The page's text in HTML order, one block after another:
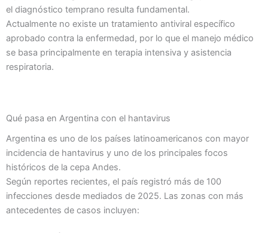
el diagnóstico temprano resulta fundamental.
Actualmente no existe un tratamiento antiviral específico
aprobado contra la enfermedad, por lo que el manejo médico
se basa principalmente en terapia intensiva y asistencia
respiratoria.
Qué pasa en Argentina con el hantavirus
Argentina es uno de los países latinoamericanos con mayor
incidencia de hantavirus y uno de los principales focos
históricos de la cepa Andes.
Según reportes recientes, el país registró más de 100
infecciones desde mediados de 2025. Las zonas con más
antecedentes de casos incluyen: